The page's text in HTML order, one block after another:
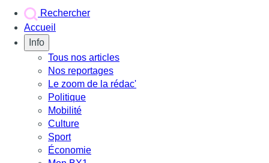
Rechercher
Accueil
Info
Tous nos articles
Nos reportages
Le zoom de la rédac'
Politique
Mobilité
Culture
Sport
Économie